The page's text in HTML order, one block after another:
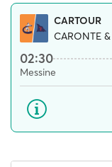
CARTOUR
CARONTE
02:30
Messine